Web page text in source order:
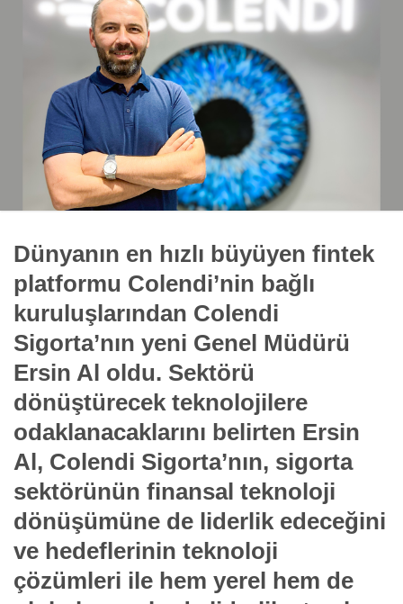
Dünyanın en hızlı büyüyen fintek
platformu Colendi’nin bağlı
kuruluşlarından Colendi
Sigorta’nın yeni Genel Müdürü
Ersin Al oldu. Sektörü
dönüştürecek teknolojilere
odaklanacaklarını belirten Ersin
Al, Colendi Sigorta’nın, sigorta
sektörünün finansal teknoloji
dönüşümüne de liderlik edeceğini
ve hedeflerinin teknoloji
çözümleri ile hem yerel hem de